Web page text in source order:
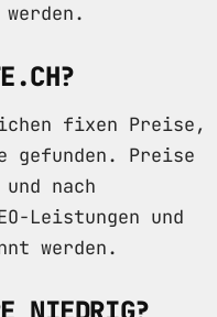
fixen Preise,
gefunden. Preise
nach
Leistungen und
werden.